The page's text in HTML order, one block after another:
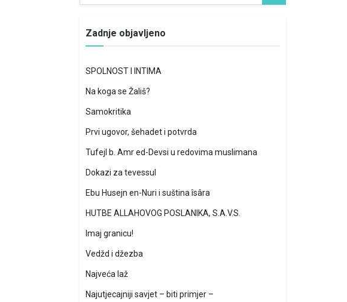
Zadnje objavljeno
SPOLNOST I INTIMA
Na koga se Žališ?
Samokritika
Prvi ugovor, šehadet i potvrda
Tufejl b. Amr ed-Devsi u redovima muslimana
Dokazi za tevessul
Ebu Husejn en-Nuri i suština îsâra
HUTBE ALLAHOVOG POSLANIKA, S.A.V.S.
Imaj granicu!
Vedžd i džezba
Najveća laž
Najutjecajniji savjet – biti primjer –